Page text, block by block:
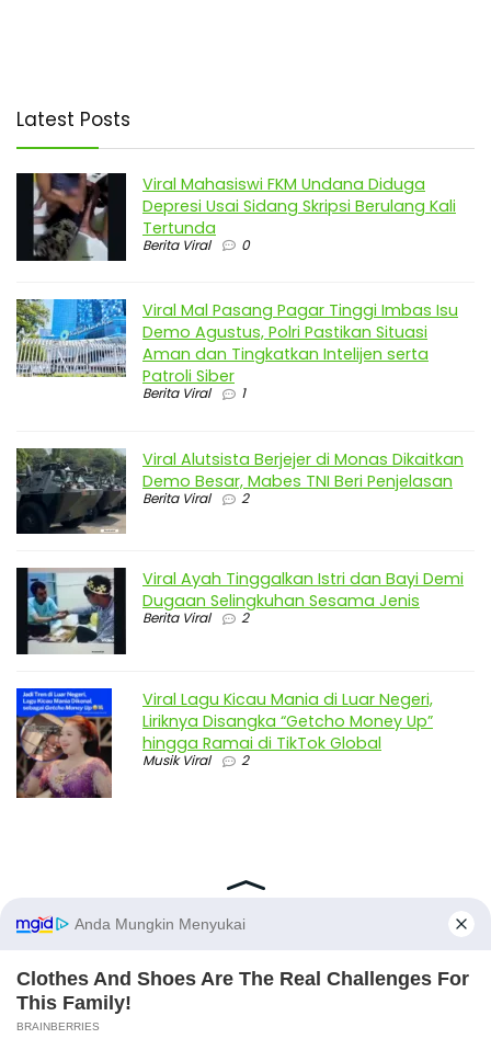
Latest Posts
Viral Mahasiswi FKM Undana Diduga
Depresi Usai Sidang Skripsi Berulang Kali
Tertunda
Berita Viral 0
Viral Mal Pasang Pagar Tinggi Imbas Isu
Demo Agustus, Polri Pastikan Situasi
Aman dan Tingkatkan Intelijen serta
Patroli Siber
Berita Viral 1
Viral Alutsista Berjejer di Monas Dikaitkan
Demo Besar, Mabes TNI Beri Penjelasan
Berita Viral 2
Viral Ayah Tinggalkan Istri dan Bayi Demi
Dugaan Selingkuhan Sesama Jenis
Berita Viral 2
Viral Lagu Kicau Mania di Luar Negeri,
Liriknya Disangka “Getcho Money Up”
hingga Ramai di TikTok Global
Musik Viral 2